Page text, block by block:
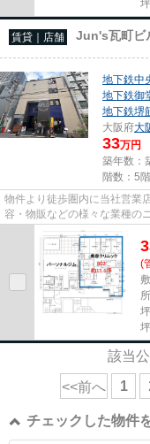
賃貸｜店舗 Jun's瓦町ビ
地下鉄中
地下鉄御
地下鉄堺
大阪府大
33万円
築年数：
階数：5
物件より徒歩圏内に当社営業
容・物販などの様々な業種の
尚、弊社ではおとり広告は一
(
該当
<<前へ 1
チェックした物件